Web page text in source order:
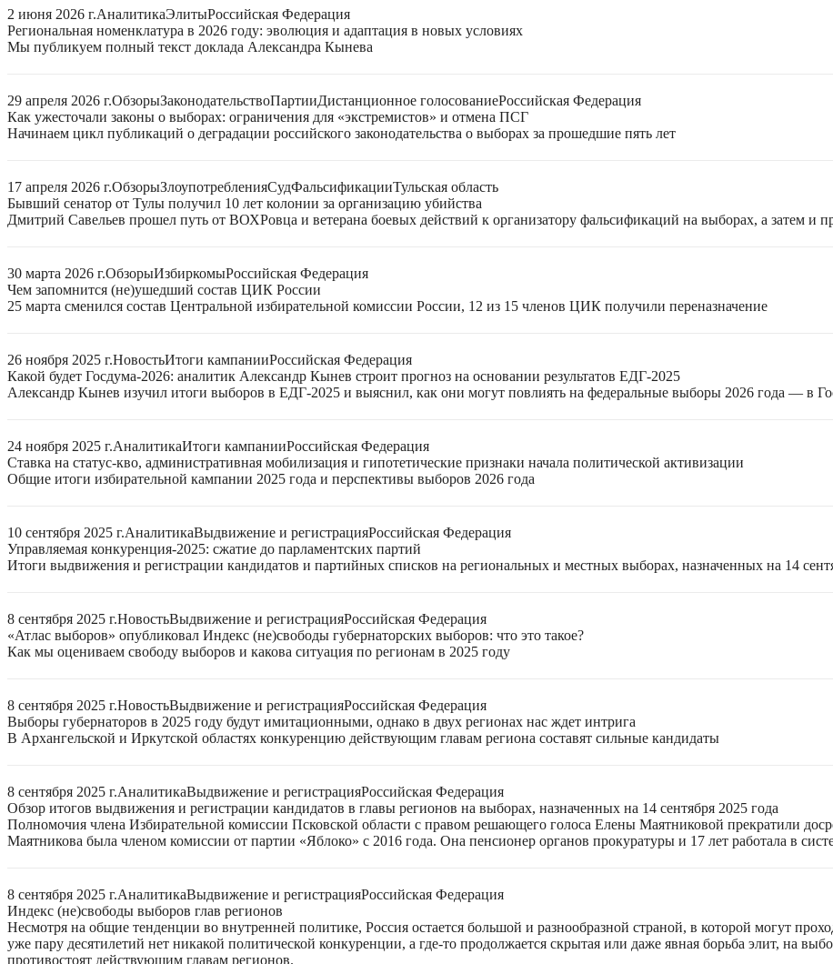
2 июня 2026 г.АналитикаЭлитыРоссийская Федерация
Региональная номенклатура в 2026 году: эволюция и адаптация в новых условиях
Мы публикуем полный текст доклада Александра Кынева
29 апреля 2026 г.ОбзорыЗаконодательствоПартииДистанционное голосованиеРоссийская Федерация
Как ужесточали законы о выборах: ограничения для «экстремистов» и отмена ПСГ
Начинаем цикл публикаций о деградации российского законодательства о выборах за прошедшие пять лет
17 апреля 2026 г.ОбзорыЗлоупотребленияСудФальсификацииТульская область
Бывший сенатор от Тулы получил 10 лет колонии за организацию убийства
Дмитрий Савельев прошел путь от ВОХРовца и ветерана боевых действий к организатору фальсификаций на выборах, а затем и
30 марта 2026 г.ОбзорыИзбиркомыРоссийская Федерация
Чем запомнится (не)ушедший состав ЦИК России
25 марта сменился состав Центральной избирательной комиссии России, 12 из 15 членов ЦИК получили переназначение
26 ноября 2025 г.НовостьИтоги кампанииРоссийская Федерация
Какой будет Госдума-2026: аналитик Александр Кынев строит прогноз на основании результатов ЕДГ-2025
Александр Кынев изучил итоги выборов в ЕДГ-2025 и выяснил, как они могут повлиять на федеральные выборы 2026 года — в
24 ноября 2025 г.АналитикаИтоги кампанииРоссийская Федерация
Ставка на статус-кво, административная мобилизация и гипотетические признаки начала политической активизации
Общие итоги избирательной кампании 2025 года и перспективы выборов 2026 года
10 сентября 2025 г.АналитикаВыдвижение и регистрацияРоссийская Федерация
Управляемая конкуренция-2025: сжатие до парламентских партий
Итоги выдвижения и регистрации кандидатов и партийных списков на региональных и местных выборах, назначенных на 14
8 сентября 2025 г.НовостьВыдвижение и регистрацияРоссийская Федерация
«Атлас выборов» опубликовал Индекс (не)свободы губернаторских выборов: что это такое?
Как мы оцениваем свободу выборов и какова ситуация по регионам в 2025 году
8 сентября 2025 г.НовостьВыдвижение и регистрацияРоссийская Федерация
Выборы губернаторов в 2025 году будут имитационными, однако в двух регионах нас ждет интрига
В Архангельской и Иркутской областях конкуренцию действующим главам региона составят сильные кандидаты
8 сентября 2025 г.АналитикаВыдвижение и регистрацияРоссийская Федерация
Обзор итогов выдвижения и регистрации кандидатов в главы регионов на выборах, назначенных на 14 сентября 2025 года
Полномочия члена Избирательной комиссии Псковской области с правом решающего голоса Елены Маятниковой прекратили
Маятникова была членом комиссии от партии «Яблоко» с 2016 года. Она пенсионер органов прокуратуры и 17 лет работала в
8 сентября 2025 г.АналитикаВыдвижение и регистрацияРоссийская Федерация
Индекс (не)свободы выборов глав регионов
Несмотря на общие тенденции во внутренней политике, Россия остается большой и разнообразной страной, в которой могут
уже пару десятилетий нет никакой политической конкуренции, а где-то продолжается скрытая или даже явная борьба элит, на
противостоят действующим главам регионов.